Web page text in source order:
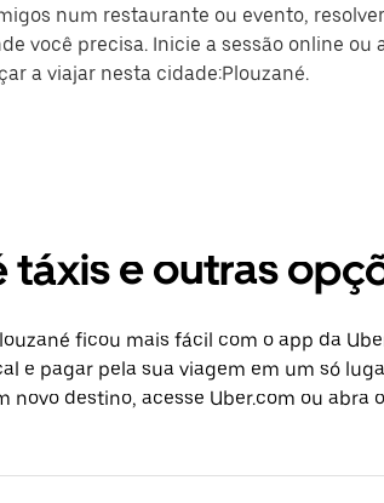
num restaurante ou evento,
você precisa. Inicie a sessão online ou
a viajar nesta cidade:Plouzané.
táxis e outras
ficou mais fácil com o app da
e pagar pela sua viagem em um só
novo destino, acesse Uber.com ou abra